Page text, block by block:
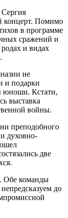
концерт. Помимо
в программе
сражений и
и видах
не
и подарки
юноши. Кстати,
выставка
войны.
преподобного
духовно-
две
Обе команды
до